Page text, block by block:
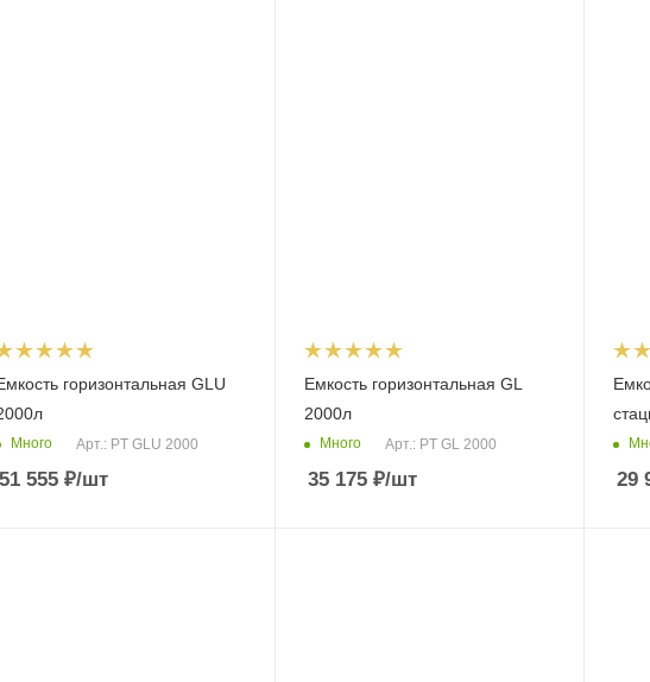
горизонтальная GLU
Много Арт.: PT GLU 2000
51 555 ₽/шт
Емкость горизонтальная GL
2000л
Много Арт.: PT GL 2000
35 175₽/шт 29